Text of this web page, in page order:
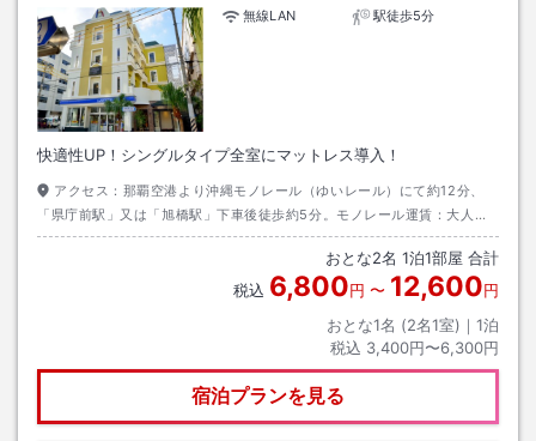
無線LAN
駅徒歩5分
快適性UP！シングルタイプ全室にマットレス導入！
アクセス： 那覇空港より沖縄モノレール（ゆいレール）にて約12分、
「県庁前駅」又は「旭橋駅」下車後徒歩約5分。モノレール運賃：大人片
道￥260。タクシー利用では空港より片道10分約￥1,000。
おとな2名 1泊1部屋 合計
税込 6,800円 〜 12,600円
おとな1名 (2名1室)｜ 1泊
税込 3,400円〜6,300円
宿泊プランを見る